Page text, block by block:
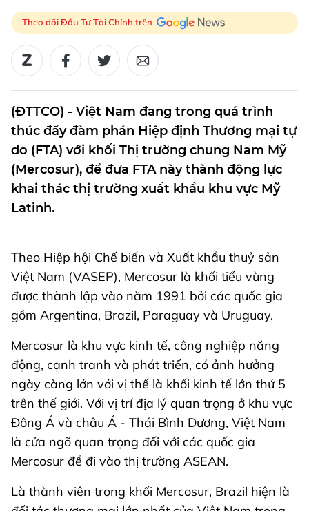
Theo dõi Đầu Tư Tài Chính trên
(ĐTTCO) - Việt Nam đang trong quá trình
thúc đẩy đàm phán Hiệp định Thương mại tự
do (FTA) với khối Thị trường chung Nam Mỹ
(Mercosur), để đưa FTA này thành động lực
khai thác thị trường xuất khẩu khu vực Mỹ
Latinh.
Theo Hiệp hội Chế biến và Xuất khẩu thuỷ sản
Việt Nam (VASEP), Mercosur là khối tiểu vùng
được thành lập vào năm 1991 bởi các quốc gia
gồm Argentina, Brazil, Paraguay và Uruguay.
Mercosur là khu vực kinh tế, công nghiệp năng
động, cạnh tranh và phát triển, có ảnh hưởng
ngày càng lớn với vị thế là khối kinh tế lớn thứ 5
trên thế giới. Với vị trí địa lý quan trọng ở khu vực
Đông Á và châu Á - Thái Bình Dương, Việt Nam
là cửa ngõ quan trọng đối với các quốc gia
Mercosur để đi vào thị trường ASEAN.
Là thành viên trong khối Mercosur, Brazil hiện là